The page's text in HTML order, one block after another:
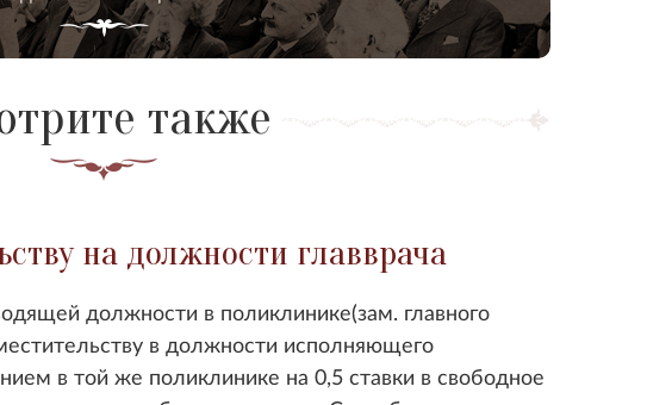
также
на должности главврача
должности в поликлинике(зам. главного
в должности исполняющего
в той же поликлинике на 0,5 ставки в свободное